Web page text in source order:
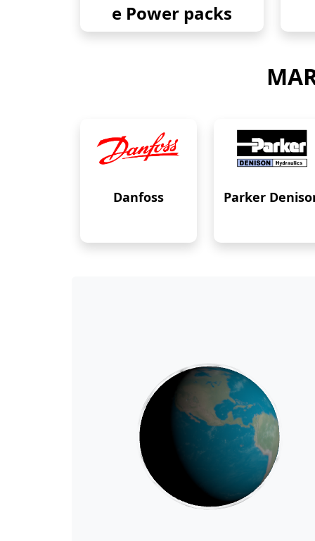
e Power packs
Danfoss Parker